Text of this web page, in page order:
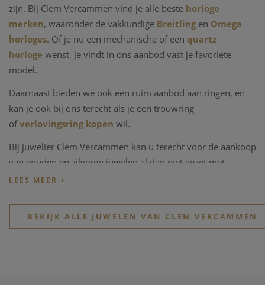
zijn. Bij Clem Vercammen vind je alle beste horloge
merken, waaronder de vakkundige Breitling en Omega
horloges. Of je nu een mechanische of een quartz
horloge wenst, je vindt in ons aanbod vast je favoriete
model.
Daarnaast bieden we ook een ruim aanbod aan ringen, en
kan je ook bij ons terecht als je een trouwring
ofverlovingsring kopen wil.
Bij juwelier Clem Vercammen kan u terecht voor de aankoop
van gouden en zilveren juwelen al dan niet gezet met
edelstenen, kleurstenen of in combinaties met parels.
onze physieke winkel in hartje Heist-op-den-Berg.
BEKIJK ALLE JUWELEN VAN CLEM VERCAMMEN